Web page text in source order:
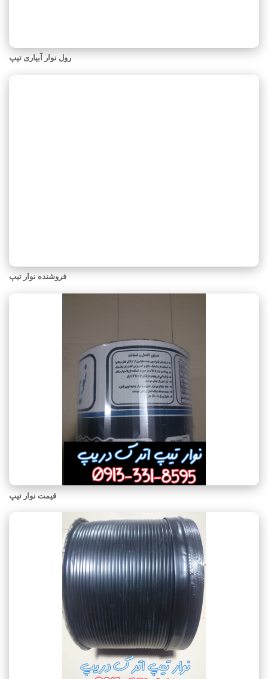
رول نوار آبیاری تیپ
فروشنده نوار تیپ
قیمت نوار تیپ